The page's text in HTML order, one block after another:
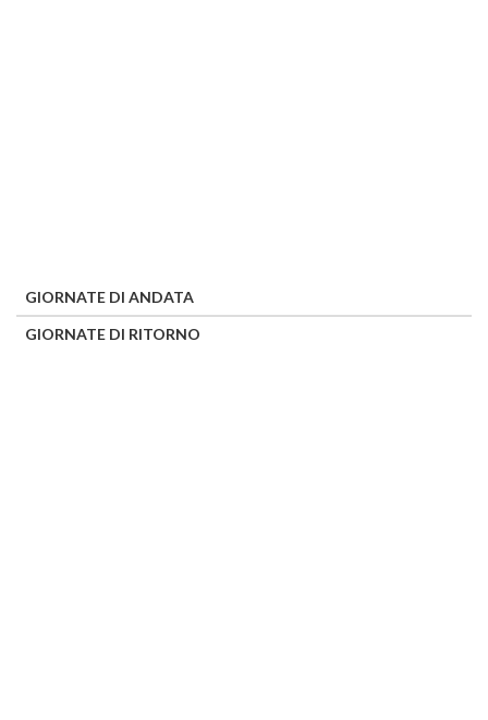
GIORNATE DI ANDATA
GIORNATE DI RITORNO